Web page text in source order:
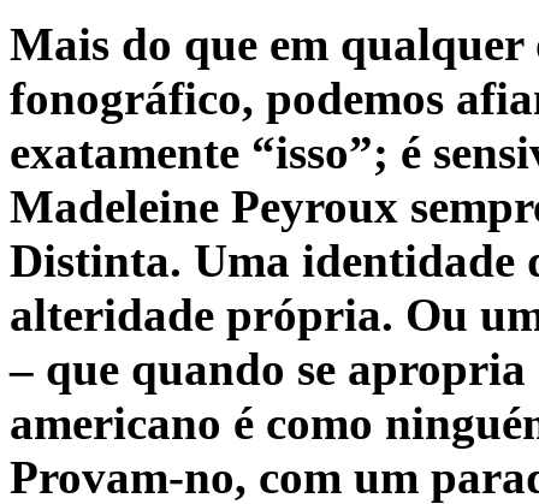
Mais do que em
fonográfico, podemos
exatamente “isso”; é
Madeleine Peyroux
Distinta. Uma identidade
alteridade própria. Ou
– que quando se
americano é como
Provam-no, com um